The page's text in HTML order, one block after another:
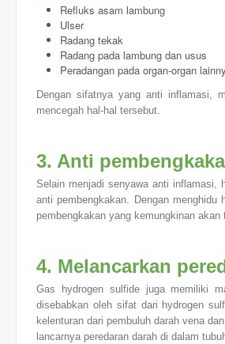
Refluks asam lambung
Ulser
Radang tekak
Radang pada lambung dan usus
Peradangan pada organ-organ
Dengan sifatnya yang anti inflamasi,
mencegah hal-hal tersebut.
3. Anti
Selain menjadi senyawa anti inflamasi,
anti pembengkakan. Dengan
pembengkakan yang kemungkinan akan
4. Melancarkan
Gas hydrogen sulfide juga memiliki
disebabkan oleh sifat dari hydrogen
kelenturan dari pembuluh darah vena
lancarnya peredaran darah di dalam